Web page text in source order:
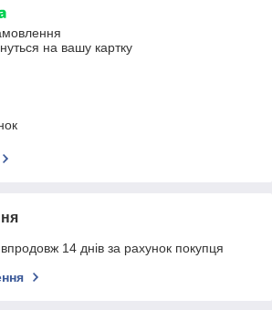
на вашу картку
14 днів за рахунок покупця